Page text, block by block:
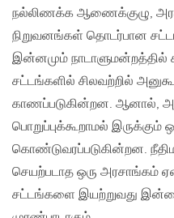
நல்லிணக்க ஆணைக்குழு,
நிறுவனங்கள் தொடர்பான
இன்னமும் நாடாளுமன்றத்தில்
சட்டங்களில் சிலவற்றில்
காணப்படுகின்றன. ஆனால்,
பொறுப்புக்கூறாமல் இருக்கும்
கொண்டுவரப்படுகின்றன.
செயற்படாத ஒரு அரசாங்கம்
சட்டங்களை இயற்றுவது